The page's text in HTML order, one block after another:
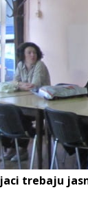
trebaju